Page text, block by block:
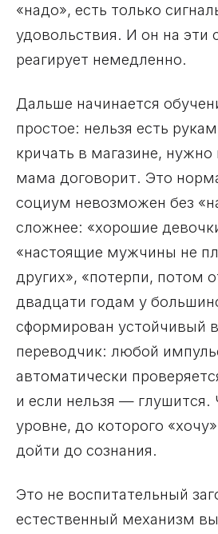
«надо», есть только
удовольствия. И он на эти
реагирует немедленно.
Дальше начинается
простое: нельзя есть
кричать в магазине, нужно
мама договорит. Это
социум невозможен без
сложнее: «хорошие
«настоящие мужчины не
других», «потерпи, потом
двадцати годам у
сформирован устойчивый
переводчик: любой
автоматически
и если нельзя —
уровне, до которого
дойти до сознания.
Это не воспитательный
естественный механизм